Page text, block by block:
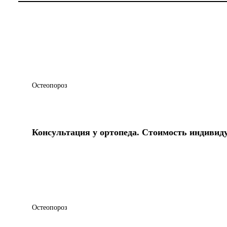
Остеопороз
Консультация у ортопеда. Стоимость
Остеопороз